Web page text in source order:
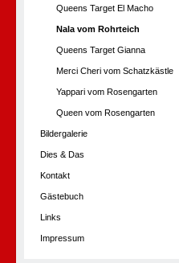
Queens Target El Macho
Nala vom Rohrteich
Queens Target Gianna
Merci Cheri vom Schatzkästle
Yappari vom Rosengarten
Queen vom Rosengarten
Bildergalerie
Dies & Das
Kontakt
Gästebuch
Links
Impressum